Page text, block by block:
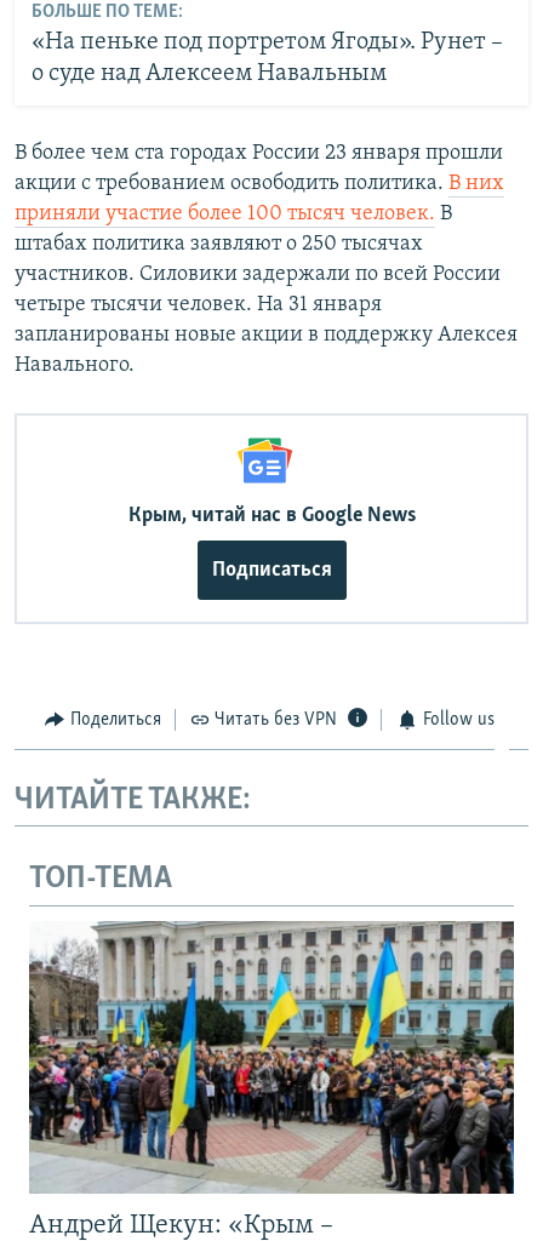
БОЛЬШЕ ПО ТЕМЕ:
«На пеньке под портретом Ягоды». Рунет –
о суде над Алексеем Навальным
В более чем ста городах России 23 января прошли
акции с требованием освободить политика. В них
приняли участие более 100 тысяч человек. В
штабах политика заявляют о 250 тысячах
участников. Силовики задержали по всей России
четыре тысячи человек. На 31 января
запланированы новые акции в поддержку Алексея
Навального.
Крым, читай нас в Google News
Подписаться
Поделиться Читать без VPN Follow us
ЧИТАЙТЕ ТАКЖЕ:
ТОП-ТЕМА
Андрей Щекун: «Крым –